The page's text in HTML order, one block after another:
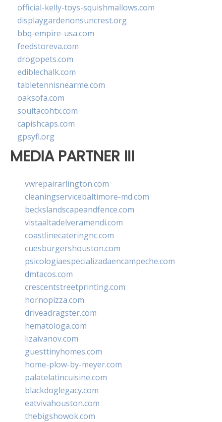
official-kelly-toys-squishmallows.com
displaygardenonsuncrest.org
bbq-empire-usa.com
feedstoreva.com
drogopets.com
ediblechalk.com
tabletennisnearme.com
oaksofa.com
soultacohtx.com
capishcaps.com
gpsyfl.org
MEDIA PARTNER III
vwrepairarlington.com
cleaningservicebaltimore-md.com
beckslandscapeandfence.com
vistaaltadelveramendi.com
coastlinecateringnc.com
cuesburgershouston.com
psicologiaespecializadaencampeche.com
dmtacos.com
crescentstreetprinting.com
hornopizza.com
driveadragster.com
hematologa.com
lizaivanov.com
guesttinyhomes.com
home-plow-by-meyer.com
palatelatincuisine.com
blackdoglegacy.com
eatvivahouston.com
thebigshowok.com